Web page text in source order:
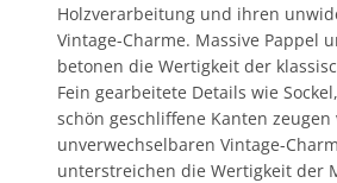
Holzverarbeitung und ihren
Vintage-Charme. Massive Pappel
betonen die Wertigkeit der
Fein gearbeitete Details wie
schön geschliffene Kanten zeugen
unverwechselbaren Vintage-
unterstreichen die Wertigkeit der